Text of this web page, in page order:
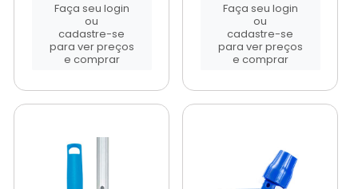
Faça seu login
ou
cadastre-se
para ver preços
e comprar
Faça seu login
ou
cadastre-se
para ver preços
e comprar